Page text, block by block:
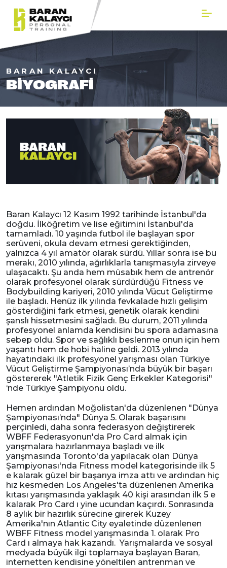
BARAN KALAYCI
BIYOGRAFI
Baran Kalaycı 12 Kasım 1992 tarihinde İstanbul'da
doğdu. İlköğretim ve lise eğitimini İstanbul'da
tamamladı. 10 yaşında futbol ile başlayan spor
serüveni, okula devam etmesi gerektiğinden,
yalnızca 4 yıl amatör olarak sürdü. Yıllar sonra ise bu
merakı, 2010 yılında, ağırlıklarla tanışmasıyla zirveye
ulaşacaktı. Şu anda hem müsabık hem de antrenör
olarak profesyonel olarak sürdürdüğü Fitness ve
Bodybuilding kariyeri, 2010 yılında Vücut Geliştirme
ile başladı. Henüz ilk yılında fevkalade hızlı gelişim
gösterdiğini fark etmesi, genetik olarak kendini
şanslı hissetmesini sağladı. Bu durum, 2011 yılında
profesyonel anlamda kendisini bu spora adamasına
sebep oldu. Spor ve sağlıklı beslenme onun için hem
yaşantı hem de hobi haline geldi. 2013 yılında
hayatındaki ilk profesyonel yarışması olan Türkiye
Vücut Geliştirme Şampiyonası’nda büyük bir başarı
göstererek "Atletik Fizik Genç Erkekler Kategorisi"
‘nde Türkiye Şampiyonu oldu.
Hemen ardından Moğolistan'da düzenlenen "Dünya
Şampiyonası’nda" Dünya 5. Olarak başarısını
perçinledi, daha sonra federasyon değiştirerek
WBFF Federasyonun'da Pro Card almak için
yarışmalara hazırlanmaya başladı ve ilk
yarışmasında Toronto'da yapılacak olan Dünya
Şampiyonası'nda Fitness model kategorisinde ilk 5
e kalarak güzel bir başarıya imza attı ve ardından hiç
hız kesmeden Los Angeles'ta düzenlenen Amerika
kıtası yarışmasında yaklaşık 40 kişi arasından ilk 5 e
kalarak Pro Card ı yine ucundan kaçırdı. Sonrasında
8 aylık bir hazırlık sürecine girerek Kuzey
Amerika'nın Atlantic City eyaletinde düzenlenen
WBFF Fitness model yarışmasında 1. olarak Pro
Card ı almaya hak kazandı. Yarışmalarda ve sosyal
medyada büyük ilgi toplamaya başlayan Baran,
internetten kendisine yöneltilen antrenman ve